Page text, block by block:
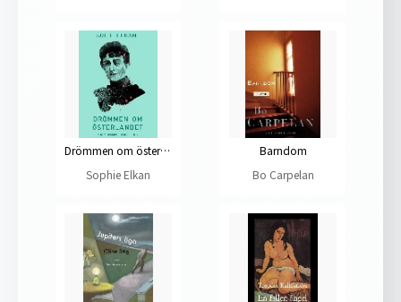
Drömmen om österlandet
Sophie Elkan
Barndom
Bo Carpelan